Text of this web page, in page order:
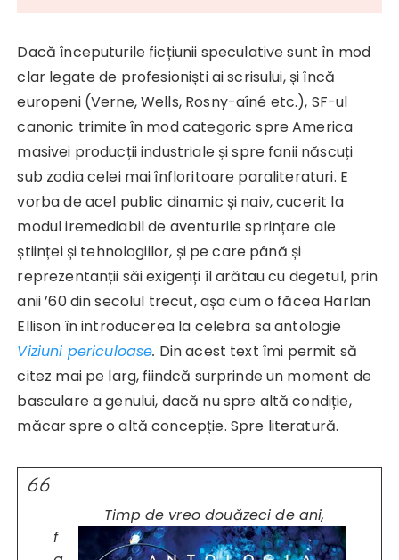
Dacă începuturile ficțiunii speculative sunt în mod
clar legate de profesioniști ai scrisului, și încă
europeni (Verne, Wells, Rosny-aîné etc.), SF-ul
canonic trimite în mod categoric spre America
masivei producții industriale și spre fanii născuți
sub zodia celei mai înfloritoare paraliteraturi. E
vorba de acel public dinamic și naiv, cucerit la
modul iremediabil de aventurile sprințare ale
științei și tehnologiilor, și pe care până și
reprezentanții săi exigenți îl arătau cu degetul, prin
anii ’60 din secolul trecut, așa cum o făcea Harlan
Ellison în introducerea la celebra sa antologie
Viziuni periculoase. Din acest text îmi permit să
citez mai pe larg, fiindcă surprinde un moment de
basculare a genului, dacă nu spre altă condiție,
măcar spre o altă concepție. Spre literatură.
Timp de vreo douăzeci de ani,
f